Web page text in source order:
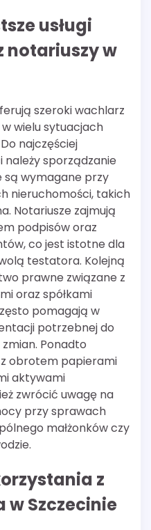
usługi
notariuszy w
szeroki wachlarz
wielu sytuacjach
najczęściej
sporządzanie
wymagane przy
nieruchomości, takich
Notariusze zajmują
podpisów oraz
co jest istotne dla
testatora. Kolejną
prawne związane z
oraz spółkami
pomagają w
potrzebnej do
Ponadto
z obrotem papierami
aktywami
zwrócić uwagę na
przy sprawach
małżonków czy
z
w Szczecinie